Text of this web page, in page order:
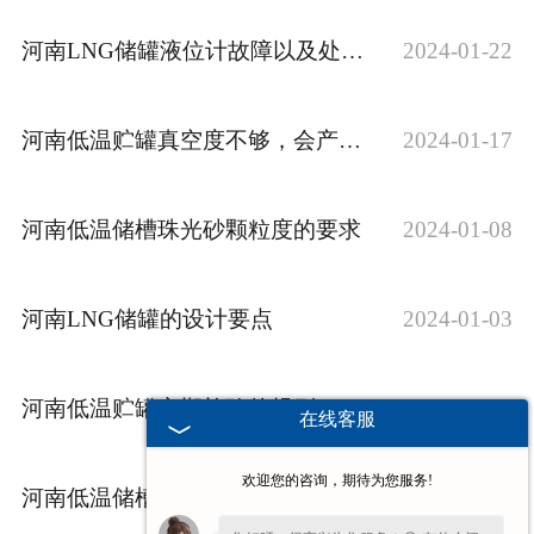
河南LNG储罐液位计故障以及处理办法 2024-01-22
河南低温贮罐真空度不够，会产生哪些危害？ 2024-01-17
河南低温储槽珠光砂颗粒度的要求 2024-01-08
河南LNG储罐的设计要点 2024-01-03
河南低温贮罐定期检验的规则
河南低温储槽的检测技术要求
在线客服
欢迎您的咨询，期待为您服务!